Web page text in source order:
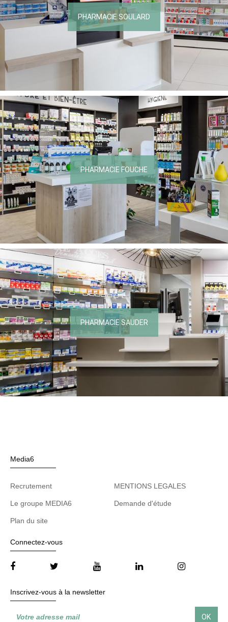
PHARMACIE SOULARD
PHARMACIE FOUCHE
PHARMACIE SAUDER
Media6
Recrutement MENTIONS LEGALES
Le groupe MEDIA6 Demande d'étude
Plan du site
Connectez-vous
Inscrivez-vous à la newsletter
OK